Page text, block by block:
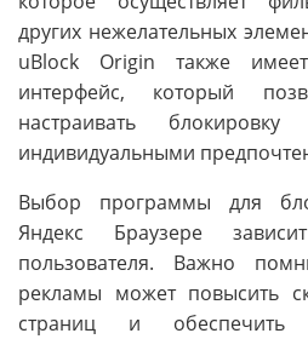
других нежелательных
uBlock Origin также
интерфейс, который
настраивать
индивидуальными
Выбор программы для
Яндекс Браузере
пользователя. Важно
рекламы может повысить
страниц и обеспечить